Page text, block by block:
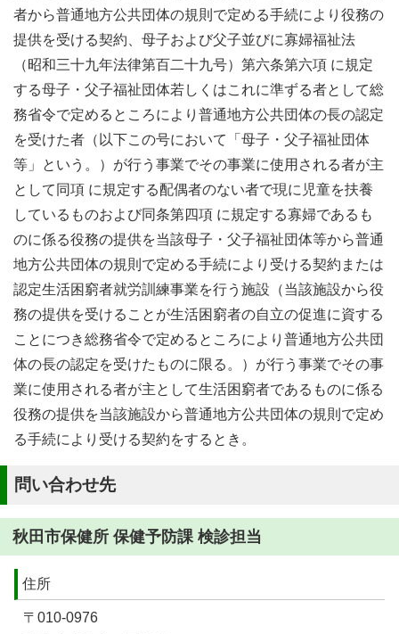
者から普通地方公共団体の規則で定める手続により役務の
提供を受ける契約、母子および父子並びに寡婦福祉法
（昭和三十九年法律第百二十九号）第六条第六項 に規定
する母子・父子福祉団体若しくはこれに準ずる者として総
務省令で定めるところにより普通地方公共団体の長の認定
を受けた者（以下この号において「母子・父子福祉団体
等」という。）が行う事業でその事業に使用される者が主
として同項 に規定する配偶者のない者で現に児童を扶養
しているものおよび同条第四項 に規定する寡婦であるも
のに係る役務の提供を当該母子・父子福祉団体等から普通
地方公共団体の規則で定める手続により受ける契約または
認定生活困窮者就労訓練事業を行う施設（当該施設から役
務の提供を受けることが生活困窮者の自立の促進に資する
ことにつき総務省令で定めるところにより普通地方公共団
体の長の認定を受けたものに限る。）が行う事業でその事
業に使用される者が主として生活困窮者であるものに係る
役務の提供を当該施設から普通地方公共団体の規則で定め
る手続により受ける契約をするとき。
問い合わせ先
秋田市保健所 保健予防課 検診担当
住所
〒010-0976